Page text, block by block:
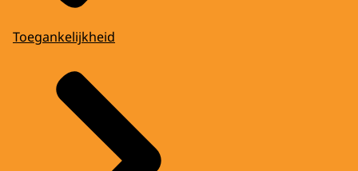
Toegankelijkheid